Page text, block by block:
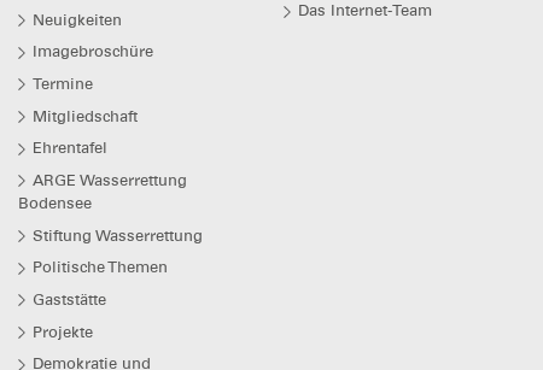
Neuigkeiten
Imagebroschüre
Termine
Mitgliedschaft
Ehrentafel
ARGE Wasserrettung
Bodensee
Stiftung Wasserrettung
Politische Themen
Gaststätte
Projekte
Demokratie und
Das Internet-Team